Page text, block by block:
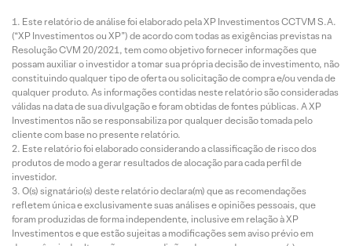
Este relatório de análise foi elaborado pela XP Investimentos CCTVM S.A.
(“XP Investimentos ou XP”) de acordo com todas as exigências previstas na
Resolução CVM 20/2021, tem como objetivo fornecer informações que
possam auxiliar o investidor a tomar sua própria decisão de investimento, não
constituindo qualquer tipo de oferta ou solicitação de compra e/ou venda de
qualquer produto. As informações contidas neste relatório são consideradas
válidas na data de sua divulgação e foram obtidas de fontes públicas. A XP
Investimentos não se responsabiliza por qualquer decisão tomada pelo
cliente com base no presente relatório.
Este relatório foi elaborado considerando a classificação de risco dos
produtos de modo a gerar resultados de alocação para cada perfil de
investidor.
O(s) signatário(s) deste relatório declara(m) que as recomendações
refletem única e exclusivamente suas análises e opiniões pessoais, que
foram produzidas de forma independente, inclusive em relação à XP
Investimentos e que estão sujeitas a modificações sem aviso prévio em